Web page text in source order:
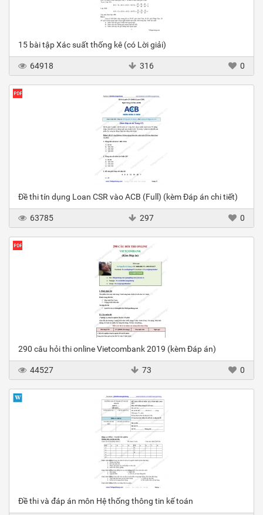
15 bài tập Xác suất thống kê (có Lời giải)
64918 316 0
Đề thi tín dụng Loan CSR vào ACB (Full) (kèm Đáp án chi tiết)
63785 297 0
290 câu hỏi thi online Vietcombank 2019 (kèm Đáp án)
44527 73 0
Đề thi và đáp án môn Hệ thống thông tin kế toán